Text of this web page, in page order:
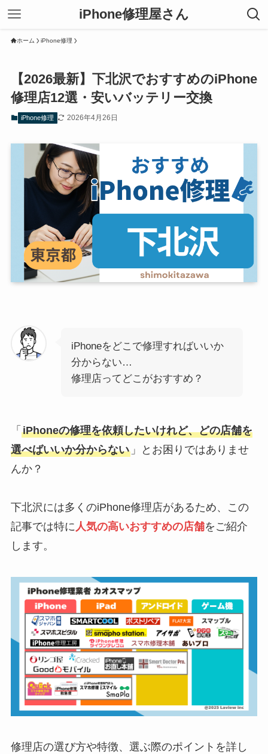
iPhone修理屋さん
ホーム iPhone修理
【2026最新】下北沢でおすすめのiPhone
修理店12選・安いバッテリー交換
iPhone修理 2026年4月26日
iPhoneをどこで修理すればいいか
分からない…
修理店ってどこがおすすめ？
「 iPhoneの修理を依頼したいけれど、どの店舗を
選べばいいか分からない」とお困りではありませ
んか？
下北沢には多くのiPhone修理店があるため、この
記事では特に 人気の高いおすすめの店舗をご紹介
します。
修理店の選び方や特徴、選ぶ際のポイントを詳し